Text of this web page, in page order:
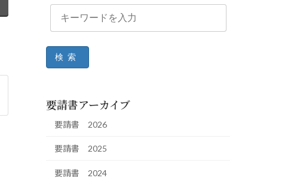
検索
要請書アーカイブ
要請書 2026
要請書 2025
要請書 2024